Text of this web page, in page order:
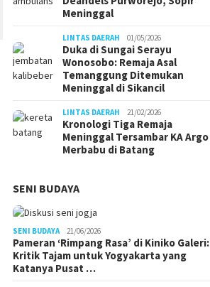
Meninggal
LINTAS DAERAH 01/05/2026
Duka di Sungai Serayu
Wonosobo: Remaja Asal
Temanggung Ditemukan
Meninggal di Sikancil
LINTAS DAERAH 21/02/2026
Kronologi Tiga Remaja
Meninggal Tersambar KA Argo
Merbabu di Batang
SENI BUDAYA
SENI BUDAYA 21/06/2026
Pameran ‘Rimpang Rasa’ di Kiniko Galeri:
Kritik Tajam untuk Yogyakarta yang
Katanya Pusat …